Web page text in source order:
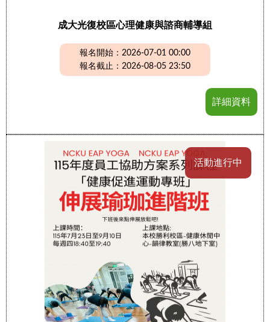
成大光復校區心理健康與諮商輔導組
報名開始：2026-07-01 00:00
報名截止：2026-08-05 23:50
詳細資料
活動進行中